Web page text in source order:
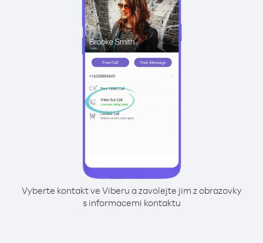
Vyberte kontakt ve Viberu a zavolejte jim z obrazovky
s informacemi kontaktu